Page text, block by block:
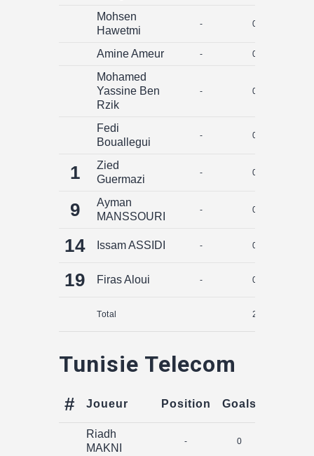
Mohsen
Hawetmi
- 0
Amine Ameur - 0
Mohamed
Yassine Ben
Rzik
- 0
Fedi
Bouallegui
- 0
1
Zied
Guermazi
- 0
9
Ayman
MANSSOURI
- 0
14 Issam ASSIDI - 0
19 Firas Aloui - 0
Total 2
Tunisie Telecom
# Joueur Position Goals
Riadh
MAKNI
- 0